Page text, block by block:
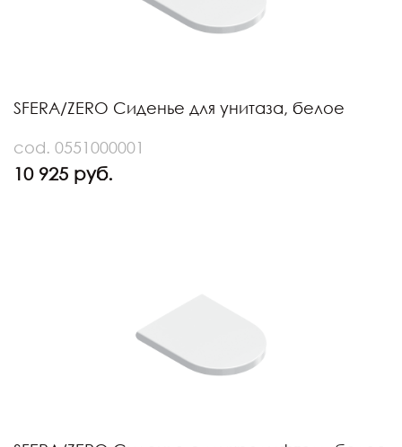
SFERA/ZERO Сиденье для унитаза, белое
cod. 0551000001
10 925 руб.